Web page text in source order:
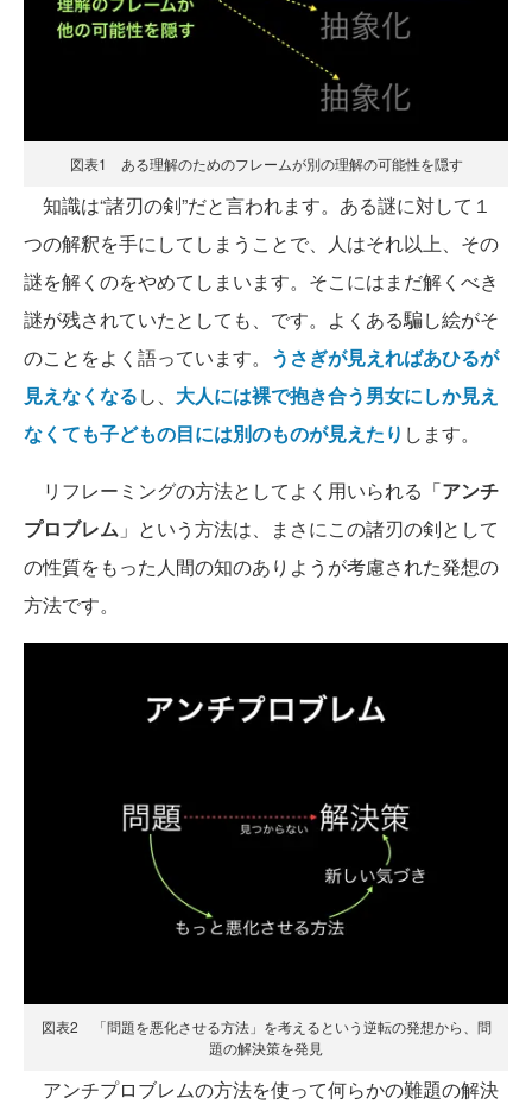
図表1 ある理解のためのフレームが別の理解の可能性を隠す
知識は“諸刃の剣”だと言われます。ある謎に対して１
つの解釈を手にしてしまうことで、人はそれ以上、その
謎を解くのをやめてしまいます。そこにはまだ解くべき
謎が残されていたとしても、です。よくある騙し絵がそ
のことをよく語っています。 うさぎが見えればあひるが
見えなくなるし、 大人には裸で抱き合う男女にしか見え
なくても子どもの目には別のものが見えたり します。
リフレーミングの方法としてよく用いられる「アンチ
プロブレム 」という方法は、まさにこの諸刃の剣として
の性質をもった人間の知のありようが考慮された発想の
方法です。
図表2 「問題を悪化させる方法」を考えるという逆転の発想から、問
題の解決策を発見
アンチプロブレムの方法を使って何らかの難題の解決